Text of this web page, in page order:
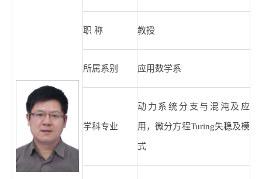
职 称 教授
所属系别 应用数学系
学科专业
动力系统分支与混沌及应
用，微分方程Turing失稳及模
式